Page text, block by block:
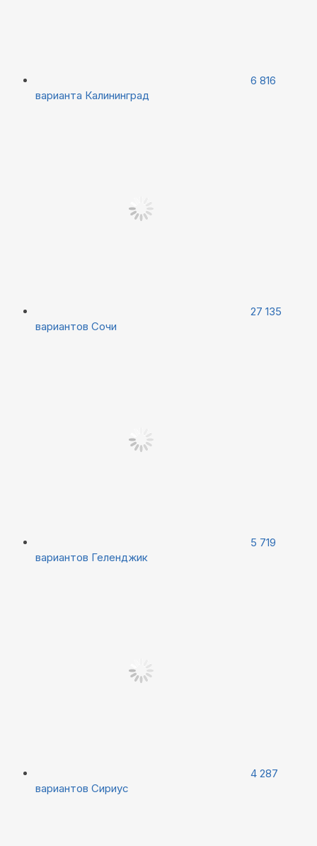
6 816
варианта Калининград
27 135
вариантов Сочи
5 719
вариантов Геленджик
4 287
вариантов Сириус